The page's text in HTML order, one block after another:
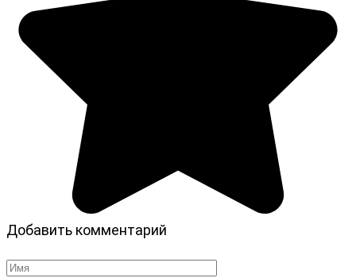
Добавить комментарий
Имя